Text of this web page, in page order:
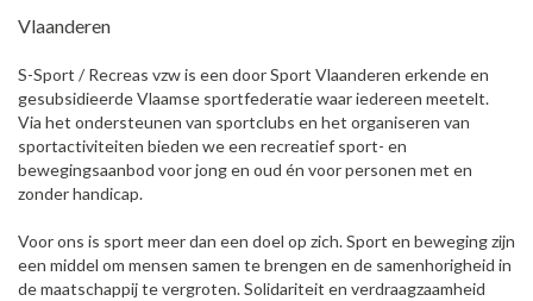
Vlaanderen
S-Sport / Recreas vzw is een door Sport Vlaanderen erkende en
gesubsidieerde Vlaamse sportfederatie waar iedereen meetelt.
Via het ondersteunen van sportclubs en het organiseren van
sportactiviteiten bieden we een recreatief sport- en
bewegingsaanbod voor jong en oud én voor personen met en
zonder handicap.
Voor ons is sport meer dan een doel op zich. Sport en beweging zijn
een middel om mensen samen te brengen en de samenhorigheid in
de maatschappij te vergroten. Solidariteit en verdraagzaamheid